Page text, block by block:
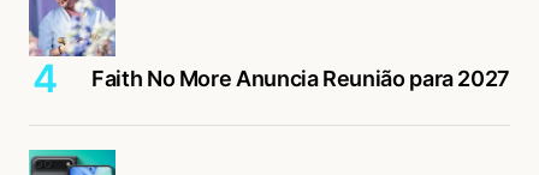
Faith No More Anuncia Reunião para 2027